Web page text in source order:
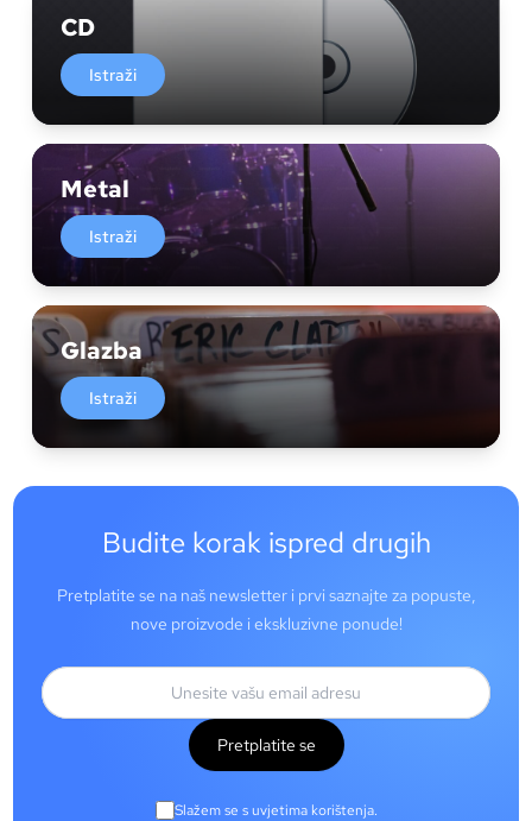
CD
Istraži
Metal
Istraži
Glazba
Istraži
Budite korak ispred drugih
Pretplatite se na naš newsletter i prvi saznajte za popuste,
nove proizvode i ekskluzivne ponude!
Pretplatite se
Slažem se s uvjetima korištenja.